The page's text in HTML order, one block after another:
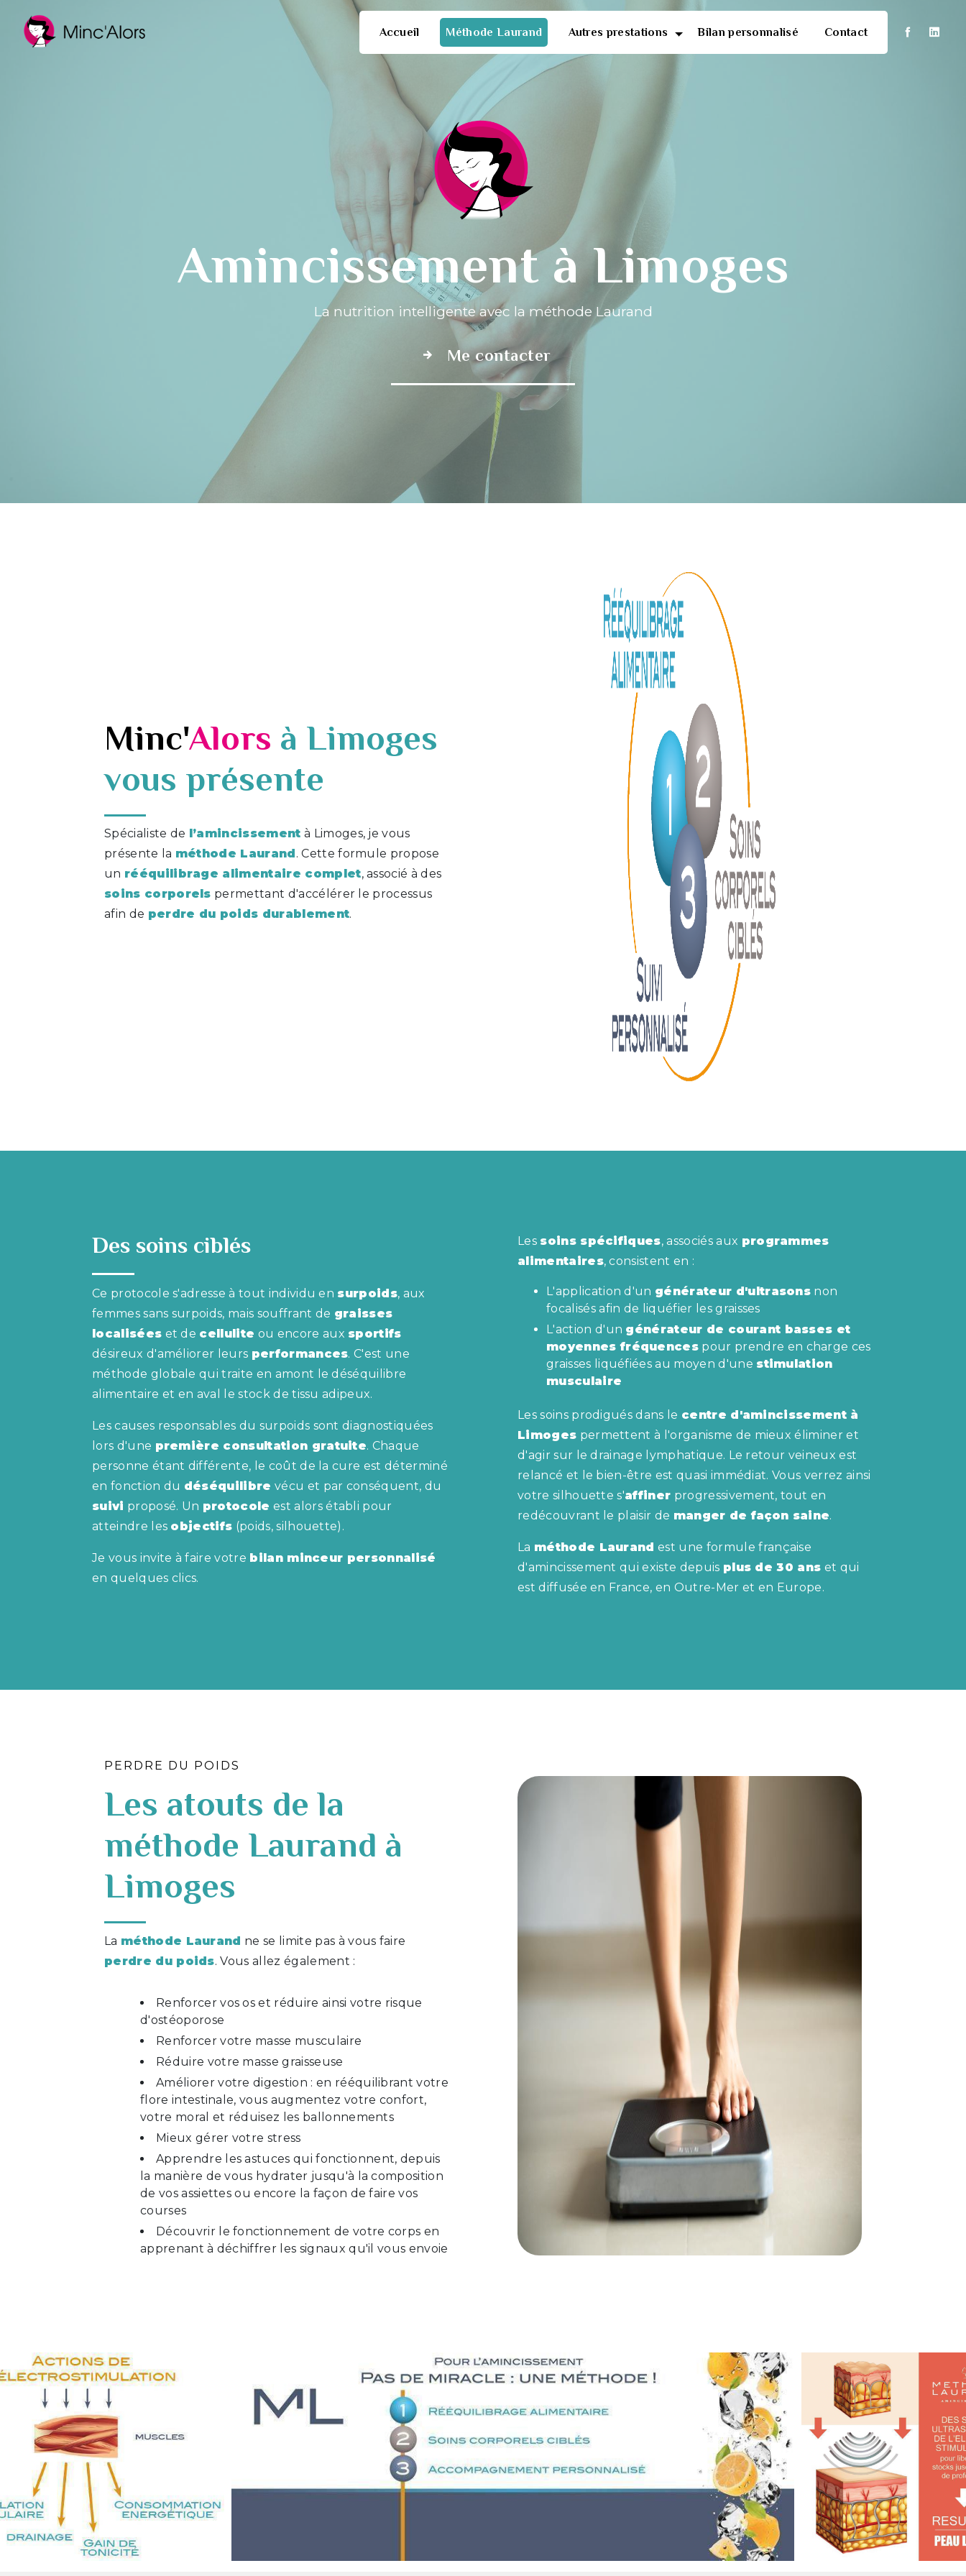
Accueil Méthode Laurand Autres prestations Bilan personnalisé Contact
Amincissement à Limoges
La nutrition intelligente avec la méthode Laurand
Me contacter
Minc'Alors à Limoges
vous présente
Spécialiste de l’amincissement à Limoges, je vous
présente la méthode Laurand . Cette formule propose
un rééquilibrage alimentaire complet, associé à des
soins corporels permettant d'accélérer le processus
afin de perdre du poids durablement.
Des soins ciblés
Ce protocole s'adresse à tout individu en surpoids, aux
femmes sans surpoids, mais souffrant de graisses
localisées et de cellulite ou encore aux sportifs
désireux d'améliorer leurs performances. C'est une
méthode globale qui traite en amont le déséquilibre
alimentaire et en aval le stock de tissu adipeux.
Les causes responsables du surpoids sont diagnostiquées
lors d'une première consultation gratuite. Chaque
personne étant différente, le coût de la cure est déterminé
en fonction du déséquilibre vécu et par conséquent, du
suivi proposé. Un protocole est alors établi pour
atteindre les objectifs (poids, silhouette).
Je vous invite à faire votre bilan minceur personnalisé
en quelques clics.
Les soins spécifiques, associés aux programmes
alimentaires, consistent en :
L'application d'un générateur d'ultrasons non
focalisés afin de liquéfier les graisses
L'action d'un générateur de courant basses et
moyennes fréquences pour prendre en charge ces
graisses liquéfiées au moyen d'une stimulation
musculaire
Les soins prodigués dans le centre d'amincissement à
Limoges permettent à l'organisme de mieux éliminer et
d'agir sur le drainage lymphatique. Le retour veineux est
relancé et le bien-être est quasi immédiat. Vous verrez ainsi
votre silhouette s'affiner progressivement, tout en
redécouvrant le plaisir de manger de façon saine.
La méthode Laurand est une formule française
d'amincissement qui existe depuis plus de 30 ans et qui
est diffusée en France, en Outre-Mer et en Europe.
PERDRE DU POIDS
Les atouts de la
méthode Laurand à
Limoges
La méthode Laurand ne se limite pas à vous faire
perdre du poids. Vous allez également :
Renforcer vos os et réduire ainsi votre risque
d'ostéoporose
Renforcer votre masse musculaire
Réduire votre masse graisseuse
Améliorer votre digestion : en rééquilibrant votre
flore intestinale, vous augmentez votre confort,
votre moral et réduisez les ballonnements
Mieux gérer votre stress
Apprendre les astuces qui fonctionnent, depuis
la manière de vous hydrater jusqu'à la composition
de vos assiettes ou encore la façon de faire vos
courses
Découvrir le fonctionnement de votre corps en
apprenant à déchiffrer les signaux qu'il vous envoie